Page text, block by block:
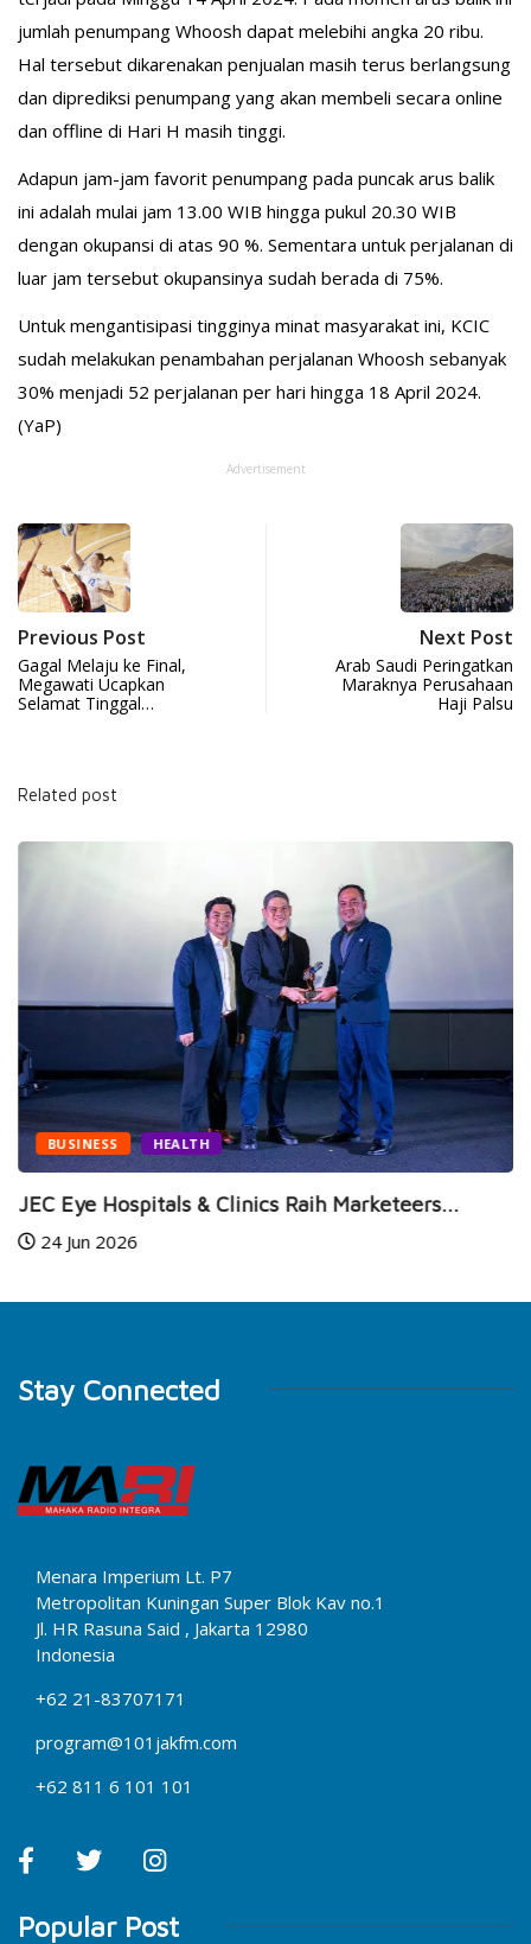
jumlah penumpang Whoosh dapat melebihi angka 20 ribu.
Hal tersebut dikarenakan penjualan masih terus berlangsung
dan diprediksi penumpang yang akan membeli secara online
dan offline di Hari H masih tinggi.
Adapun jam-jam favorit penumpang pada puncak arus balik
ini adalah mulai jam 13.00 WIB hingga pukul 20.30 WIB
dengan okupansi di atas 90 %. Sementara untuk perjalanan di
luar jam tersebut okupansinya sudah berada di 75%.
Untuk mengantisipasi tingginya minat masyarakat ini, KCIC
sudah melakukan penambahan perjalanan Whoosh sebanyak
30% menjadi 52 perjalanan per hari hingga 18 April 2024.
(YaP)
Advertisement
Previous Post
Gagal Melaju ke Final,
Megawati Ucapkan
Selamat Tinggal…
Next Post
Arab Saudi Peringatkan
Maraknya Perusahaan
Haji Palsu
Related post
BUSINESS HEALTH
JEC Eye Hospitals & Clinics Raih Marketeers...
24 Jun 2026
Stay Connected
Menara Imperium Lt. P7
Metropolitan Kuningan Super Blok Kav no.1
Jl. HR Rasuna Said , Jakarta 12980
Indonesia
+62 21-83707171
program@101jakfm.com
+62 811 6 101 101
Popular Post